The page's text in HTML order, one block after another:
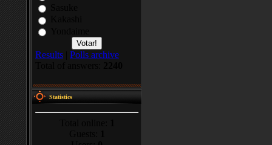
Results
Polls archive
Statistics